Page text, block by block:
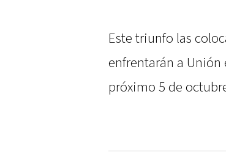
Este triunfo las
enfrentarán a
próximo 5 de